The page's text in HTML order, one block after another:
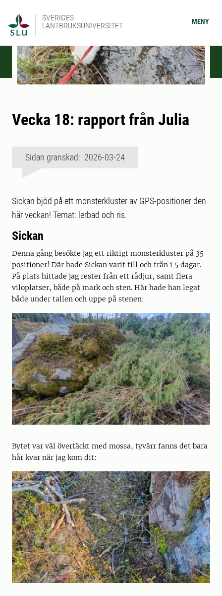
SVERIGES
LANTBRUKSUNIVERSITET
MENY
Vecka 18: rapport från Julia
Sidan granskad: 2026-03-24
Sickan bjöd på ett monsterkluster av GPS-positioner den
här veckan! Temat: lerbad och ris.
Sickan
Denna gång besökte jag ett riktigt monsterkluster på 35
positioner! Där hade Sickan varit till och från i 5 dagar.
På plats hittade jag rester från ett rådjur, samt flera
viloplatser, både på mark och sten. Här hade han legat
både under tallen och uppe på stenen:
Bytet var väl övertäckt med mossa, tyvärr fanns det bara
hår kvar när jag kom dit: